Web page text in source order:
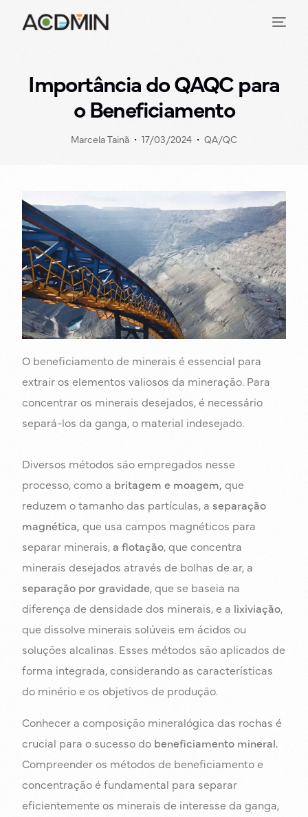
Importância do QAQC para
o Beneficiamento
Marcela Tainã 17/03/2024 QA/QC
O beneficiamento de minerais é essencial para
extrair os elementos valiosos da mineração. Para
concentrar os minerais desejados, é necessário
separá-los da ganga, o material indesejado.
Diversos métodos são empregados nesse
processo, como a britagem e moagem,que
reduzem o tamanho das partículas, a separação
magnética, que usa campos magnéticos para
separar minerais,a flotação, que concentra
minerais desejados através de bolhas de ar, a
separação por gravidade, que se baseia na
diferença de densidade dos minerais, e a lixiviação,
que dissolve minerais solúveis em ácidos ou
soluções alcalinas. Esses métodos são aplicados de
forma integrada, considerando as características
do minério e os objetivos de produção.
Conhecer a composição mineralógica das rochas é
crucial para o sucesso do beneficiamento mineral.
Compreender os métodos de beneficiamento e
concentração é fundamental para separar
eficientemente os minerais de interesse da ganga,